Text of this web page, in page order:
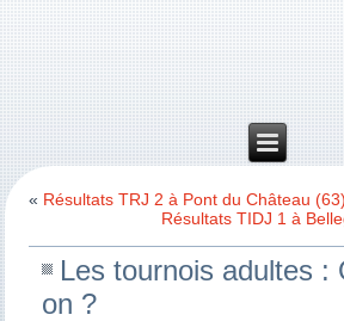
« Résultats TRJ 2 à Pont du Château (63)
Résultats TIDJ 1 à
Les tournois adultes :
on ?